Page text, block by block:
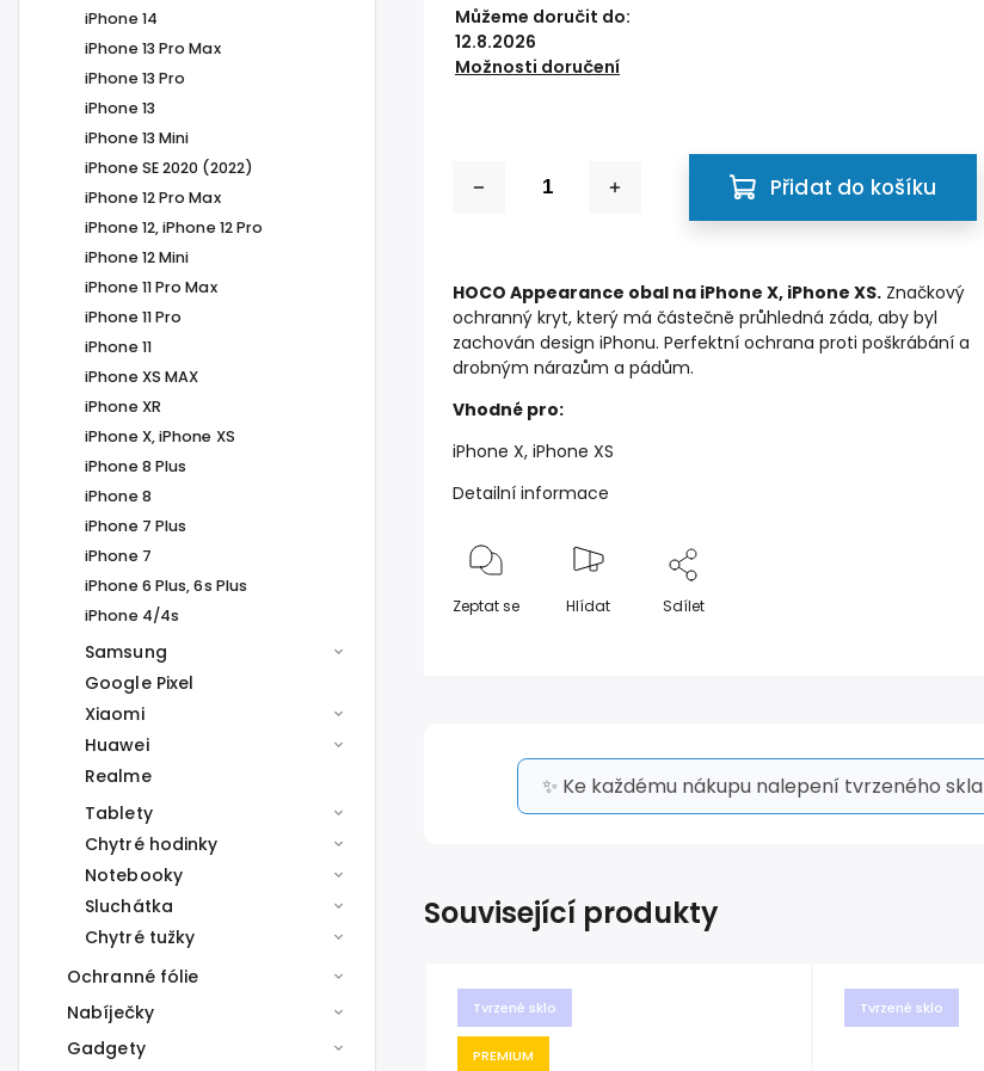
iPhone 14
iPhone 13 Pro Max
iPhone 13 Pro
iPhone 13
iPhone 13 Mini
iPhone SE 2020 (2022)
iPhone 12 Pro Max
iPhone 12, iPhone 12 Pro
iPhone 12 Mini
iPhone 11 Pro Max
iPhone 11 Pro
iPhone 11
iPhone XS MAX
iPhone XR
iPhone X, iPhone XS
iPhone 8 Plus
iPhone 8
iPhone 7 Plus
iPhone 7
iPhone 6 Plus, 6s Plus
iPhone 4/4s
Samsung
Google Pixel
Xiaomi
Huawei
Realme
Tablety
Chytré hodinky
Notebooky
Sluchátka
Chytré tužky
Ochranné fólie
Nabíječky
Gadgety
Můžeme doručit do:
12.8.2026
Možnosti doručení
Přidat do košíku
HOCO Appearance obal na iPhone X, iPhone XS. Značkový
ochranný kryt, který má částečně průhledná záda, aby byl
zachován design iPhonu. Perfektní ochrana proti poškrábání a
drobným nárazům a pádům.
Vhodné pro:
iPhone X, iPhone XS
Detailní informace
Zeptat se Hlídat Sdílet
✨ Ke každému nákupu nalepení tvrzeného skla
Související produkty
Tvrzené sklo
PREMIUM
Tvrzené sklo